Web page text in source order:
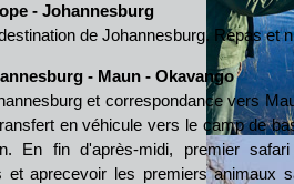
- Johannesburg
de Johannesburg. Repas et
- Maun - Okavango
et correspondance vers
en véhicule vers le camp de
En fin d'après-midi, premier
et aprecevoir les premiers animaux